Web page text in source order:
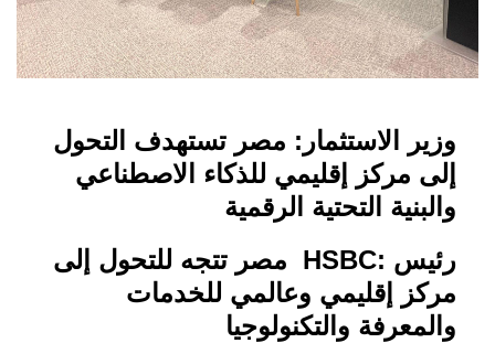
وزير الاستثمار: مصر تستهدف التحول
إلى مركز إقليمي للذكاء الاصطناعي
والبنية التحتية الرقمية
رئيس HSBC: مصر تتجه للتحول إلى
مركز إقليمي وعالمي للخدمات
والمعرفة والتكنولوجيا